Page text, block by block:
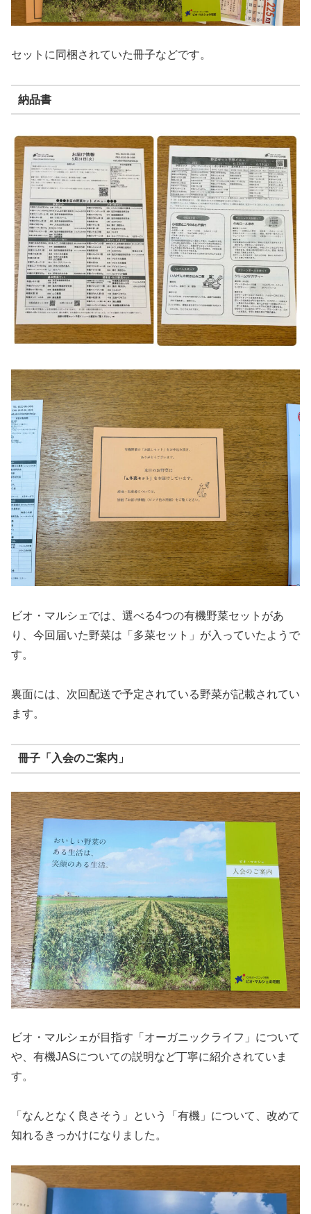
セットに同梱されていた冊子などです。
納品書
ビオ・マルシェでは、選べる4つの有機野菜セットがあ
り、今回届いた野菜は「多菜セット」が入っていたようで
す。
裏面には、次回配送で予定されている野菜が記載されてい
ます。
冊子「入会のご案内」
ビオ・マルシェが目指す「オーガニックライフ」について
や、有機JASについての説明など丁寧に紹介されていま
す。
「なんとなく良さそう」という「有機」について、改めて
知れるきっかけになりました。